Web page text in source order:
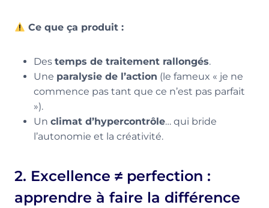
Ce que ça produit :
Des temps de traitement rallongés.
Une paralysie de l’action (le fameux « je ne
commence pas tant que ce n’est pas parfait
»).
Un climat d’hypercontrôle… qui bride
l’autonomie et la créativité.
2. Excellence ≠ perfection :
apprendre à faire la différence